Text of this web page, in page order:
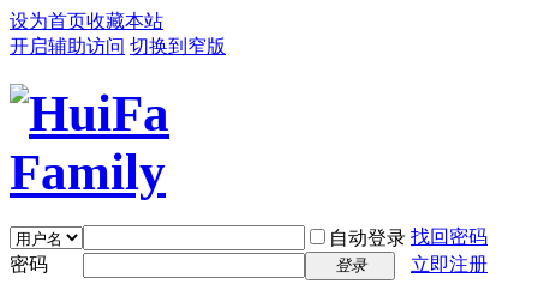
设为首页收藏本站
开启辅助访问 切换到窄版
自动登录 找回密码
密码
登录 立即注册